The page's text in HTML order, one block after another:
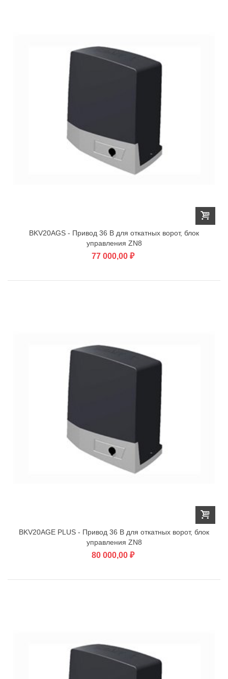
BKV20AGS - Привод 36 В для откатных ворот, блок
управления ZN8
77 000,00 ₽
BKV20AGE PLUS - Привод 36 В для откатных ворот, блок
управления ZN8
80 000,00 ₽